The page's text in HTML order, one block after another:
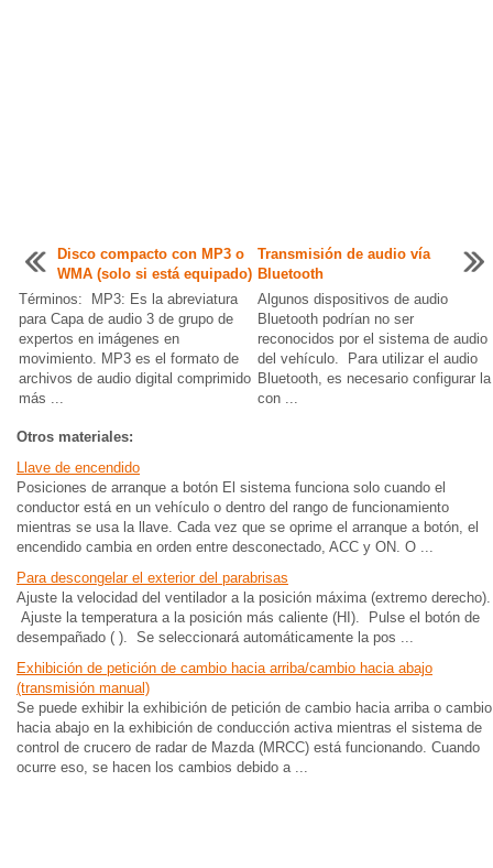
Disco compacto con MP3 o
WMA (solo si está equipado)
Términos: MP3: Es la abreviatura
para Capa de audio 3 de grupo de
expertos en imágenes en
movimiento. MP3 es el formato de
archivos de audio digital comprimido
más ...
Transmisión de audio vía
Bluetooth
Algunos dispositivos de audio
Bluetooth podrían no ser
reconocidos por el sistema de audio
del vehículo. Para utilizar el audio
Bluetooth, es necesario configurar la
con ...
Otros materiales:
Llave de encendido
Posiciones de arranque a botón El sistema funciona solo cuando el
conductor está en un vehículo o dentro del rango de funcionamiento
mientras se usa la llave. Cada vez que se oprime el arranque a botón, el
encendido cambia en orden entre desconectado, ACC y ON. O ...
Para descongelar el exterior del parabrisas
Ajuste la velocidad del ventilador a la posición máxima (extremo derecho).
Ajuste la temperatura a la posición más caliente (HI). Pulse el botón de
desempañado ( ). Se seleccionará automáticamente la pos ...
Exhibición de petición de cambio hacia arriba/cambio hacia abajo
(transmisión manual)
Se puede exhibir la exhibición de petición de cambio hacia arriba o cambio
hacia abajo en la exhibición de conducción activa mientras el sistema de
control de crucero de radar de Mazda (MRCC) está funcionando. Cuando
ocurre eso, se hacen los cambios debido a ...